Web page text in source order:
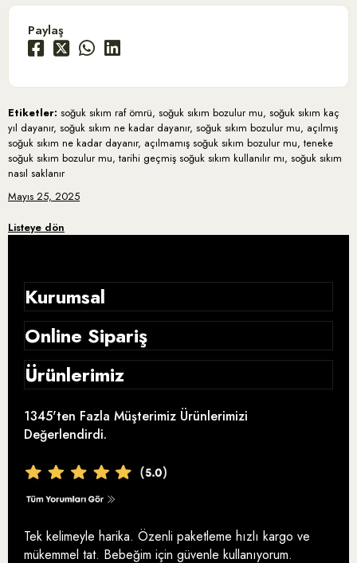
Paylaş
Etiketler: soğuk sıkım raf ömrü, soğuk sıkım bozulur mu, soğuk sıkım kaç
yıl dayanır, soğuk sıkım ne kadar dayanır, soğuk sıkım bozulur mu, açılmış
soğuk sıkım ne kadar dayanır, açılmamış soğuk sıkım bozulur mu, teneke
soğuk sıkım bozulur mu, tarihi geçmiş soğuk sıkım kullanılır mı, soğuk sıkım
nasıl saklanır
Mayıs 25, 2025
Listeye dön
Kurumsal
Hikayemiz
Blog
Analizler ve Sertifikalar
Ayolis Instagram
Ayolis Facebook
Online Sipariş
Gizlilik Sözleşmesi
Satış Sözleşmesi
Teslimat ve Kargo
Ödeme Seçenekleri
Ürünlerimiz
Zeytinyağı
Organik Zeytinyağı
En İyi Organik Zeytinyağı
1345'ten Fazla Müşterimiz Ürünlerimizi
Değerlendirdi.
Tek kelimeyle harika. Özenli paketleme hızlı kargo ve
mükemmel tat. Bebeğim için güvenle kullanıyorum.